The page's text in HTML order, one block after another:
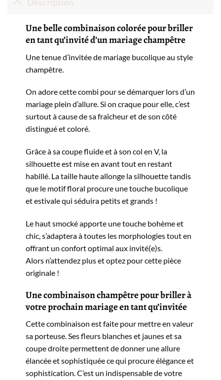
Une belle combinaison colorée pour briller
en tant qu’invité d’un mariage champêtre
Une tenue d’invitée de mariage bucolique au style
champêtre.
On adore cette combi pour se démarquer lors d’un
mariage plein d’allure. Si on craque pour elle, c’est
surtout à cause de sa fraîcheur et de son côté
distingué et coloré.
Grâce à sa coupe fluide et à son col en V, la
silhouette est mise en avant tout en restant
habillé. La taille haute allonge la silhouette tandis
que le motif floral procure une touche bucolique
et estivale qui séduira petits et grands !
Le haut smocké apporte une touche bohème et
chic, s’adaptera à toutes les morphologies tout en
offrant un confort optimal aux invité(e)s.
Alors n’attendez plus et optez pour cette pièce
originale !
Une combinaison champêtre pour briller à
votre prochain mariage en tant qu’invitée
Cette combinaison est faite pour mettre en valeur
sa porteuse. Ses fleurs blanches et jaunes et sa
coupe droite permettent de donner une allure
élancée et sophistiquée ce qui procure élégance et
sophistication. C’est un indispensable de votre